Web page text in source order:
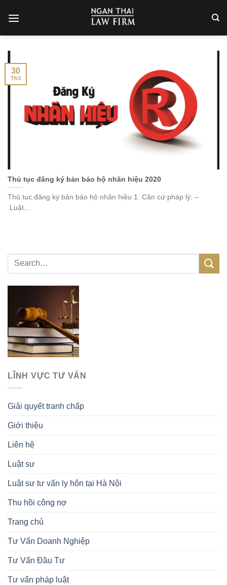
LĨNH VỰC TƯ VẤN
Giải quyết tranh chấp
Giới thiệu
Liên hệ
Luật sư
Luật sư tư vấn ly hôn tại Hà Nội
Thu hồi công nợ
Trang chủ
Tư Vấn Doanh Nghiệp
Tư Vấn Đầu Tư
Tư vấn pháp luật
Thủ tục đăng ký bản bảo hộ nhãn hiệu 2020
Thủ tục đăng ký bản bảo hộ nhãn hiệu 1. Căn cứ pháp lý: –
Luật...
30
Th3